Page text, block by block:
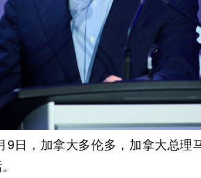
9日，加拿大多伦多，加拿大总理